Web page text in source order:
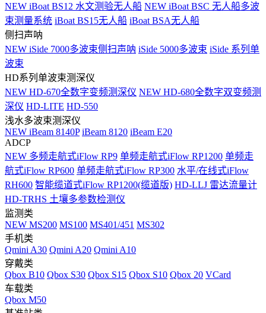
NEW iBoat BS12 水文测验无人船 NEW iBoat BSC 无人船多波
束测量系统 iBoat BS15无人船 iBoat BSA无人船
侧扫声呐
NEW iSide 7000多波束侧扫声呐 iSide 5000多波束 iSide 系列单
波束
HD系列单波束测深仪
NEW HD-670全数字变频测深仪 NEW HD-680全数字双变频测
深仪 HD-LITE HD-550
浅水多波束测深仪
NEW iBeam 8140P iBeam 8120 iBeam E20
ADCP
NEW 多频走航式iFlow RP9 单频走航式iFlow RP1200 单频走
航式iFlow RP600 单频走航式iFlow RP300 水平/在线式iFlow
RH600 智能缆道式iFlow RP1200(缆道版) HD-LLJ 雷达流量计
HD-TRHS 土壤多参数检测仪
监测类
NEW MS200 MS100 MS401/451 MS302
手机类
Qmini A30 Qmini A20 Qmini A10
穿戴类
Qbox B10 Qbox S30 Qbox S15 Qbox S10 Qbox 20 VCard
车载类
Qbox M50